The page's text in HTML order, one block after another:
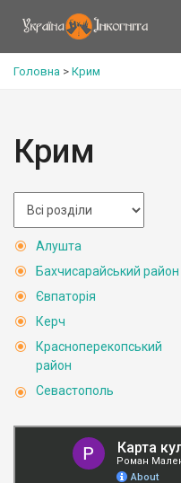
Головна > Крим
Крим
Алушта
Бахчисарайський район
Євпаторія
Керч
Красноперекопський
район
Севастополь